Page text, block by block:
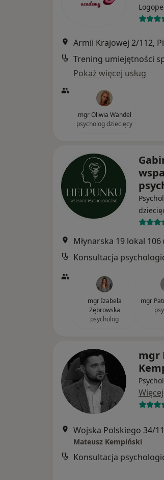
Armii Krajowej 2/112,
Pokaż więcej usług
mgr Oliwia Wandel
psycholog dziecięcy
Konsultacja
mgr Izabela
Zębrowska
psycholog
mgr
mgr
Więcej
Wojska Polskiego 34/
Mateusz Kempiński
Konsultacja